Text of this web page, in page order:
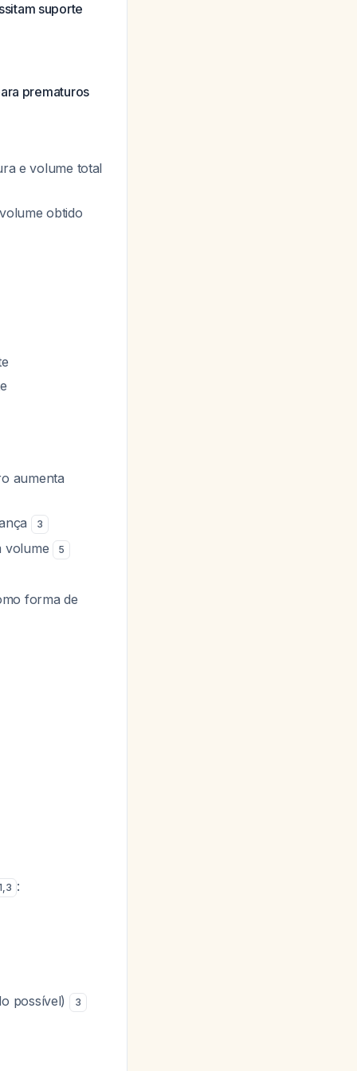
suporte
prematuros
e volume total
obtido
aumenta
3
volume 5
forma de
,3 :
possível) 3